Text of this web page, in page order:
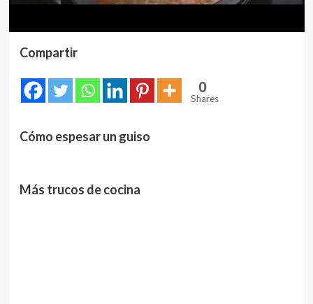
Compartir
0
Shares
Cómo espesar un guiso
Más trucos de cocina